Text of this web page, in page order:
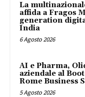
La
affida a Fragos
generation
India
6 Agosto 2026
AI e Pharma,
aziendale al
Rome Business
5 Agosto 2026